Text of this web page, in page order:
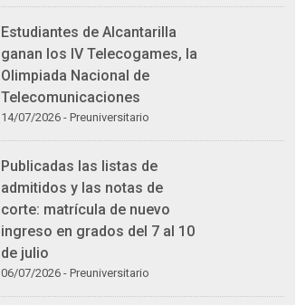
Estudiantes de Alcantarilla
ganan los IV Telecogames, la
Olimpiada Nacional de
Telecomunicaciones
14/07/2026 - Preuniversitario
Publicadas las listas de
admitidos y las notas de
corte: matrícula de nuevo
ingreso en grados del 7 al 10
de julio
06/07/2026 - Preuniversitario